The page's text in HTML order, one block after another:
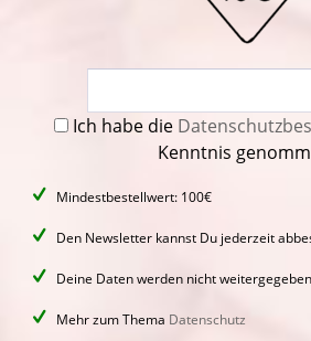
Ich habe die
Kenntnis
Mindestbestellwert: 100€
Den Newsletter kannst Du jederzeit
Deine Daten werden nicht
Mehr zum Thema Datenschutz